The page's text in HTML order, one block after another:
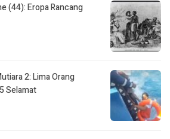
(44): Eropa Rancang
2: Lima Orang
Selamat